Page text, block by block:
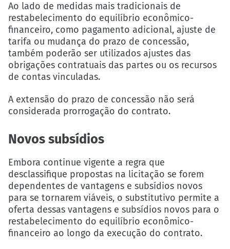
Ao lado de medidas mais tradicionais de
restabelecimento do equilíbrio econômico-
financeiro, como pagamento adicional, ajuste de
tarifa ou mudança do prazo de concessão,
também poderão ser utilizados ajustes das
obrigações contratuais das partes ou os recursos
de contas vinculadas.
A extensão do prazo de concessão não será
considerada prorrogação do contrato.
Novos subsídios
Embora continue vigente a regra que
desclassifique propostas na licitação se forem
dependentes de vantagens e subsídios novos
para se tornarem viáveis, o substitutivo permite a
oferta dessas vantagens e subsídios novos para o
restabelecimento do equilíbrio econômico-
financeiro ao longo da execução do contrato.